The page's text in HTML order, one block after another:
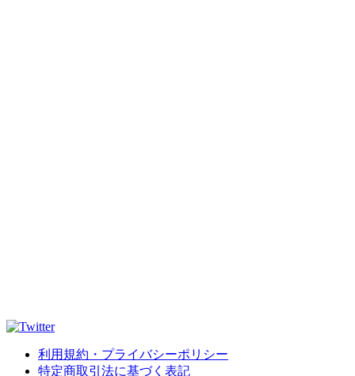
利用規約・プライバシーポリシー
特定商取引法に基づく表記